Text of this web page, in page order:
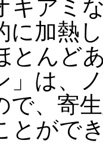
キアミ
に加熱
とんど
」は、
で、寄
とがで